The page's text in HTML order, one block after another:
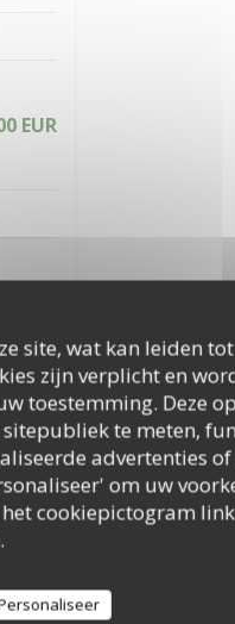
site, wat kan leiden
zijn verplicht en
toestemming. Deze
te meten,
advertenties
om uw
cookiepictogram
EUR
EUR